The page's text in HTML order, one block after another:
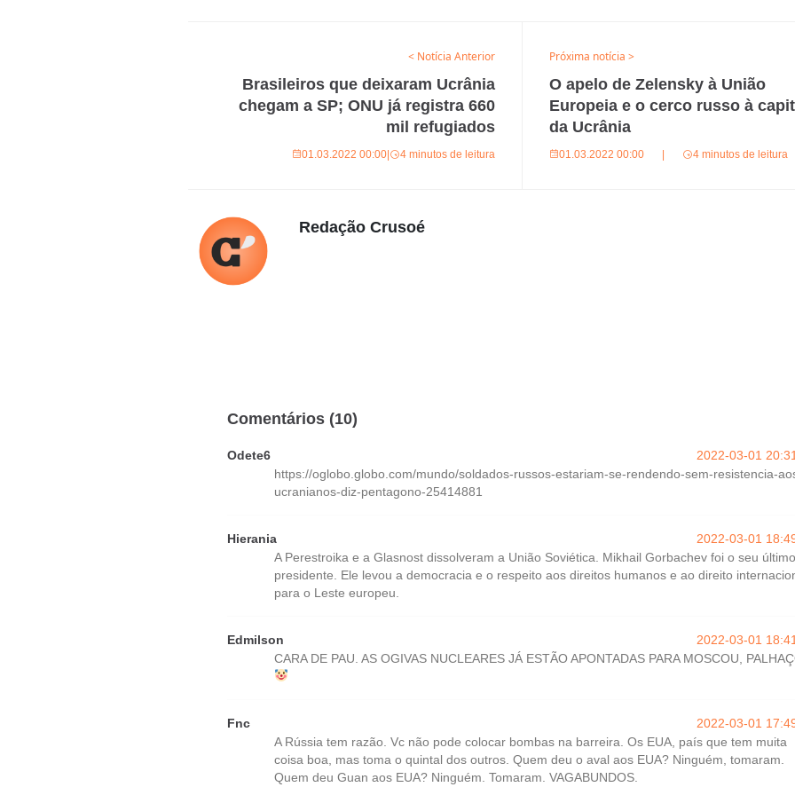
< Notícia Anterior
Brasileiros que deixaram Ucrânia
chegam a SP; ONU já registra 660
mil refugiados
01.03.2022 00:00| 4 minutos de leitura
Próxima notícia >
O apelo de Zelensky à União
Europeia e o cerco russo à
da Ucrânia
01.03.2022 00:00 4 minutos de leitura
Redação Crusoé
Comentários (10)
Odete6
2022-03-01
https://oglobo.globo.com/mundo/soldados-russos-estariam-se-rendendo-sem-resistencia-
ucranianos-diz-pentagono-25414881
Hierania
2022-03-01
A Perestroika e a Glasnost dissolveram a União Soviética. Mikhail Gorbachev foi o seu
presidente. Ele levou a democracia e o respeito aos direitos humanos e ao direito
para o Leste europeu.
Edmilson
2022-03-01
CARA DE PAU. AS OGIVAS NUCLEARES JÁ ESTÃO APONTADAS PARA MOSCOU,
Fnc
2022-03-01
A Rússia tem razão. Vc não pode colocar bombas na barreira. Os EUA, país que tem muita
coisa boa, mas toma o quintal dos outros. Quem deu o aval aos EUA? Ninguém, tomaram.
Quem deu Guan aos EUA? Ninguém. Tomaram. VAGABUNDOS.